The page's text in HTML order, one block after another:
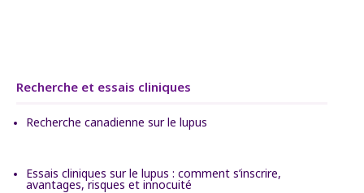
Recherche et essais cliniques
Recherche canadienne sur le lupus
Essais cliniques sur le lupus : comment s’inscrire,
avantages, risques et innocuité